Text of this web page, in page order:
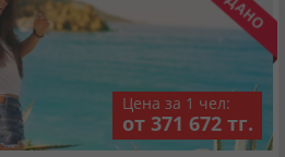
Цена за 1 чел:
от 371 672 тг.